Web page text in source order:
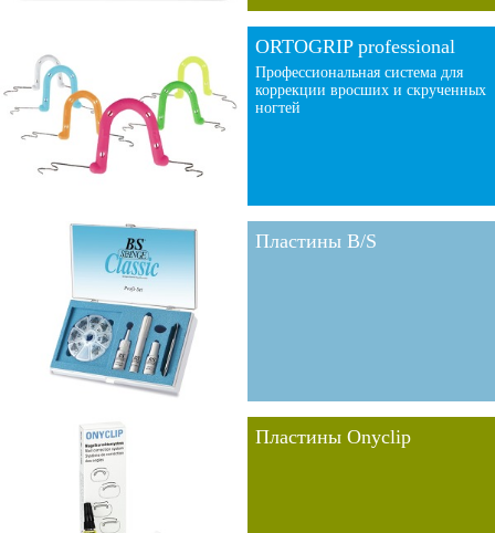
ORTOGRIP professional
Профессиональная система для
коррекции вросших и скрученных
ногтей
Пластины B/S
Пластины Onyclip